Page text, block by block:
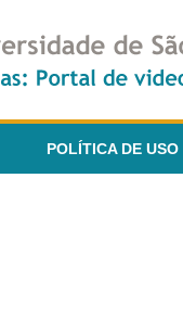
POLÍTICA DE USO